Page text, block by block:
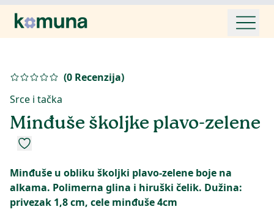
(0 Recenzija)
Srce i tačka
Minđuše školjke plavo-zelene
Minđuše u obliku školjki plavo-zelene boje na
alkama. Polimerna glina i hiruški čelik. Dužina:
privezak 1,8 cm, cele minđuše 4cm